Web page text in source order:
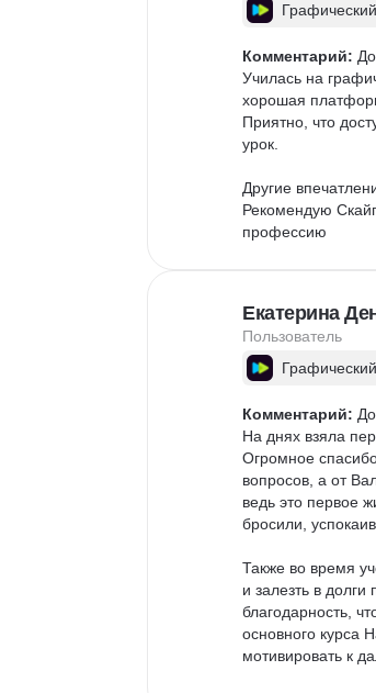
Комментарий:
Училась на
хорошая
Приятно, что
урок.
Другие
Рекомендую
профессию
Екатерина
Пользователь
Комментарий:
На днях взяла
Огромное
вопросов, а от
ведь это первое
бросили,
Также во время
и залезть в
благодарность,
основного курса
мотивировать к